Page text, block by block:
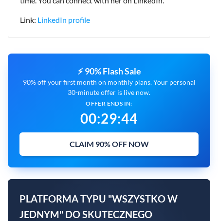
Link: LinkedIn profile
⚡ 90% Flash Sale
90% off your first month on monthly plans. Your personal
30-minute offer is live now.
OFFER ENDS IN:
00:29:44
CLAIM 90% OFF NOW
PLATFORMA TYPU "WSZYSTKO W
JEDNYM" DO SKUTECZNEGO